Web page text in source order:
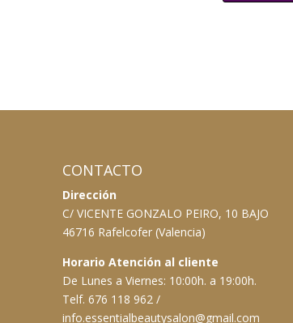
CONTACTO
Dirección
C/ VICENTE GONZALO PEIRO, 10 BAJO
46716 Rafelcofer (Valencia)
Horario Atención al cliente
De Lunes a Viernes: 10:00h. a 19:00h.
Telf. 676 118 962 /
info.essentialbeautysalon@gmail.com